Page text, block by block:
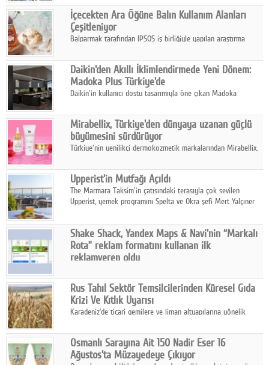
ettiriyor.
İçecekten Ara Öğüne Balın Kullanım Alanları
Çeşitleniyor
Balparmak tarafından IPSOS iş birliğiyle yapılan araştırma
ıhlamur gibi içeceklerde tercih ettiğini ortaya koyuyor.
Daikin'den Akıllı İklimlendirmede Yeni Dönem:
Madoka Plus Türkiye'de
Daikin'in kullanıcı dostu tasarımıyla öne çıkan Madoka
kontrol ünitesi Madoka Plus Türkiye'de satışa sunuldu.
Mirabellix, Türkiye'den dünyaya uzanan güçlü
büyümesini sürdürüyor
Türkiye'nin yenilikçi dermokozmetik markalarından Mirabellix,
ürünleriyle hem yurt içinde hem de uluslararası pazarlarda
büyümesini sürdürüyor.
Upperist'in Mutfağı Açıldı
The Marmara Taksim'in çatısındaki terasıyla çok sevilen
Upperist, yemek programını Spelta ve Okra şefi Mert Yalçıner
Shake Shack, Yandex Maps & Navi'nin “Markalı
Rota” reklam formatını kullanan ilk
reklamveren oldu
artırmak amacıyla Cereyan Medya ve Yandex Ads iş birliğiyle
Yandex Maps & Navi'nin yeni "Markalı Rota" reklam formatını
kullanan ilk marka oldu.
Rus Tahıl Sektör Temsilcilerinden Küresel Gıda
Krizi Ve Kıtlık Uyarısı
Karadeniz'de ticari gemilere ve liman altyapılarına yönelik
geçirdi.
Osmanlı Sarayına Ait 150 Nadir Eser 16
Ağustos'ta Müzayedeye Çıkıyor